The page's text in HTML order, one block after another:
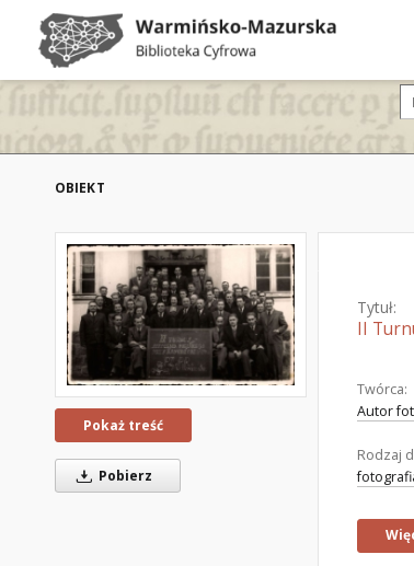
OBIEKT
Pokaż treść
Pobierz
Tytuł:
II
Twórca:
Autor
Rodzaj